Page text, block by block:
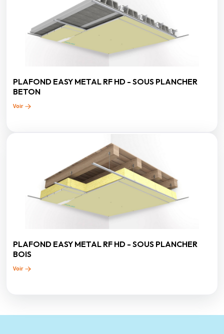
PLAFOND EASY METAL RF HD - SOUS PLANCHER
BETON
Voir
PLAFOND EASY METAL RF HD - SOUS PLANCHER
BOIS
Voir